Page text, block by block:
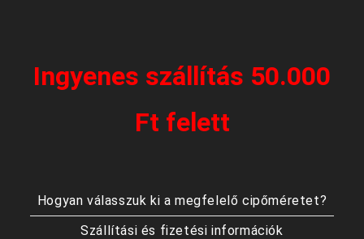
Ingyenes szállítás 50.000
Ft felett
Hogyan válasszuk ki a megfelelő cipőméretet?
Szállítási és fizetési információk